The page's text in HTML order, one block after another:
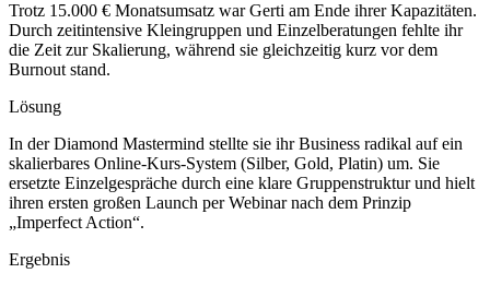
Trotz 15.000 € Monatsumsatz war Gerti am Ende ihrer Kapazitäten.
Durch zeitintensive Kleingruppen und Einzelberatungen fehlte ihr
die Zeit zur Skalierung, während sie gleichzeitig kurz vor dem
Burnout stand.
Lösung
In der Diamond Mastermind stellte sie ihr Business radikal auf ein
skalierbares Online-Kurs-System (Silber, Gold, Platin) um. Sie
ersetzte Einzelgespräche durch eine klare Gruppenstruktur und hielt
ihren ersten großen Launch per Webinar nach dem Prinzip
„Imperfect Action“.
Ergebnis